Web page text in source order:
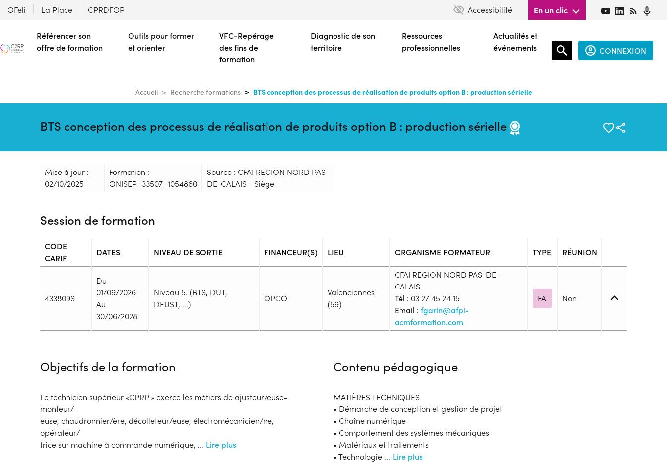
contenu
principal
OFeli La Place CPRDFOP Accessibilité En un clic
Référencer son
offre de formation
Outils pour former
et orienter
VFC-Repérage
des fins de
formation
Diagnostic de son
territoire
Ressources
professionnelles
Actualités et
événements
CONNEXION
Accueil Recherche formations BTS conception des processus de réalisation de produits option B : production sérielle
BTS conception des processus de réalisation de produits option B : production sérielle
Mise à jour :
02/10/2025
Formation :
ONISEP_33507_1054860
Source : CFAI REGION NORD PAS-
DE-CALAIS - Siège
Session de formation
CODE
CARIF
DATES NIVEAU DE SORTIE FINANCEUR(S) LIEU ORGANISME FORMATEUR TYPE RÉUNION
433809S
Du
01/09/2026
Au
30/06/2028
Niveau 5. (BTS, DUT,
DEUST, ...)
OPCO
Valenciennes
(59)
CFAI REGION NORD PAS-DE-
CALAIS
Tél : 03 27 45 24 15
Email : fgarin@afpi-
acmformation.com
FA Non
Durée en centre :1375h
Rythme :
Temps plein
Type de parcours :Parcours collectif
Dispositif
Prérequis :
En recherche d'emploi, Tout public
Réunions d'informations
Aucune information
Complément d'information
Aucune information
Objectifs de la formation
Le technicien supérieur «CPRP » exerce les métiers de ajusteur/euse-
monteur/
euse, chaudronnier/ère, décolleteur/euse, électromécanicien/ne,
opérateur/
trice sur machine à commande numérique, ... Lire plus
Contenu pédagogique
MATIÈRES TECHNIQUES
• Démarche de conception et gestion de projet
• Chaîne numérique
• Comportement des systèmes mécaniques
• Matériaux et traitements
• Technologie ... Lire plus